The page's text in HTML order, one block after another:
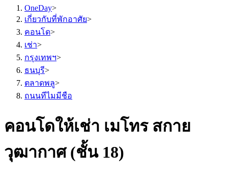
OneDay>
เกี่ยวกับที่พักอาศัย>
คอนโด>
เช่า>
กรุงเทพฯ>
ธนบุรี>
ตลาดพลู>
ถนนทีไมมีชือ
คอนโดให้เช่า เมโทร สกาย
วุฒากาศ (ชั้น 18)